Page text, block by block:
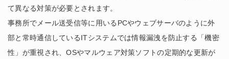
て異なる対策が必要とされます。
事務所でメール送受信等に用いるPCやウェブサーバのように外
部と常時通信しているITシステムでは情報漏洩を防止する「機密
性」が重視され、OSやマルウェア対策ソフトの定期的な更新が